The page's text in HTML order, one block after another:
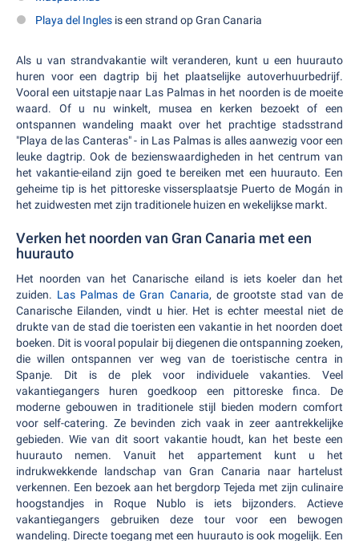
Playa del Ingles is een strand op Gran Canaria
Als u van strandvakantie wilt veranderen, kunt u een huurauto
huren voor een dagtrip bij het plaatselijke autoverhuurbedrijf.
Vooral een uitstapje naar Las Palmas in het noorden is de moeite
waard. Of u nu winkelt, musea en kerken bezoekt of een
ontspannen wandeling maakt over het prachtige stadsstrand
"Playa de las Canteras" - in Las Palmas is alles aanwezig voor een
leuke dagtrip. Ook de bezienswaardigheden in het centrum van
het vakantie-eiland zijn goed te bereiken met een huurauto. Een
geheime tip is het pittoreske vissersplaatsje Puerto de Mogán in
het zuidwesten met zijn traditionele huizen en wekelijkse markt.
Verken het noorden van Gran Canaria met een
huurauto
Het noorden van het Canarische eiland is iets koeler dan het
zuiden. Las Palmas de Gran Canaria, de grootste stad van de
Canarische Eilanden, vindt u hier. Het is echter meestal niet de
drukte van de stad die toeristen een vakantie in het noorden doet
boeken. Dit is vooral populair bij diegenen die ontspanning zoeken,
die willen ontspannen ver weg van de toeristische centra in
Spanje. Dit is de plek voor individuele vakanties. Veel
vakantiegangers huren goedkoop een pittoreske finca. De
moderne gebouwen in traditionele stijl bieden modern comfort
voor self-catering. Ze bevinden zich vaak in zeer aantrekkelijke
gebieden. Wie van dit soort vakantie houdt, kan het beste een
huurauto nemen. Vanuit het appartement kunt u het
indrukwekkende landschap van Gran Canaria naar hartelust
verkennen. Een bezoek aan het bergdorp Tejeda met zijn culinaire
hoogstandjes in Roque Nublo is iets bijzonders. Actieve
vakantiegangers gebruiken deze tour voor een bewogen
wandeling. Directe toegang met een huurauto is ook mogelijk. Een